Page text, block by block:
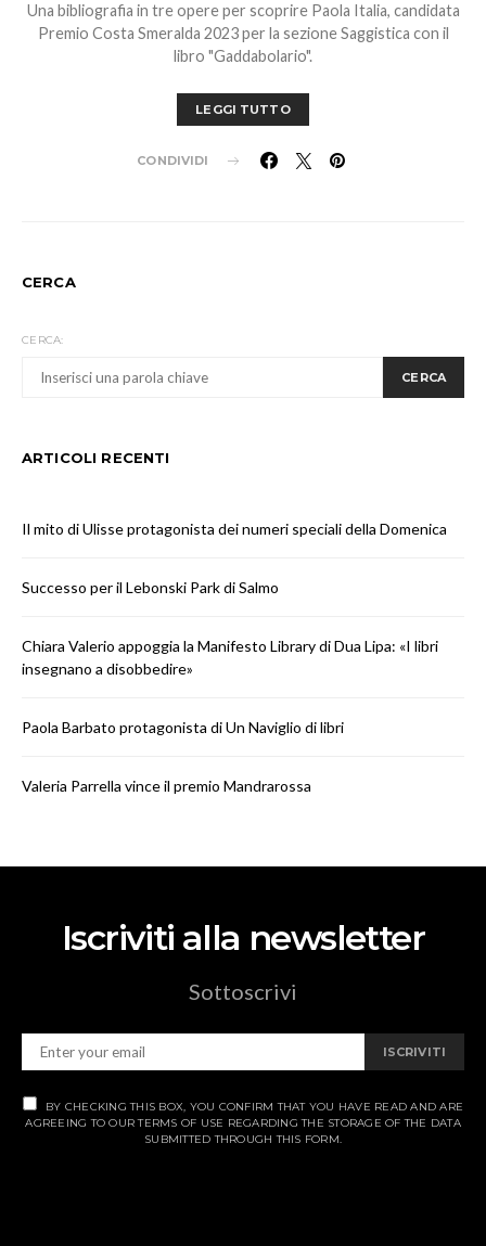
Una bibliografia in tre opere per scoprire Paola Italia, candidata
Premio Costa Smeralda 2023 per la sezione Saggistica con il
libro "Gaddabolario".
LEGGI TUTTO
CONDIVIDI
CERCA
CERCA:
CERCA
ARTICOLI RECENTI
Il mito di Ulisse protagonista dei numeri speciali della Domenica
Successo per il Lebonski Park di Salmo
Chiara Valerio appoggia la Manifesto Library di Dua Lipa: «I libri
insegnano a disobbedire»
Paola Barbato protagonista di Un Naviglio di libri
Valeria Parrella vince il premio Mandrarossa
Iscriviti alla newsletter
Sottoscrivi
ISCRIVITI
BY CHECKING THIS BOX, YOU CONFIRM THAT YOU HAVE READ AND ARE
AGREEING TO OUR TERMS OF USE REGARDING THE STORAGE OF THE DATA
SUBMITTED THROUGH THIS FORM.